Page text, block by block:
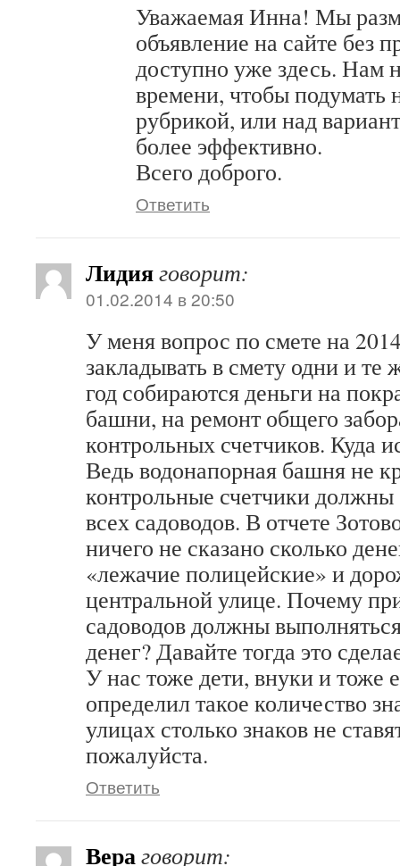
Уважаемая Инна! Мы
объявление на сайте без
доступно уже здесь. Нам
времени, чтобы подумать
рубрикой, или над
более эффективно.
Всего доброго.
Ответить
Лидияговорит:
01.02.2014 в 20:50
У меня вопрос по смете на
закладывать в смету одни и
год собираются деньги на
башни, на ремонт общего
контрольных счетчиков. Куда
Ведь водонапорная башня не
контрольные счетчики должны
всех садоводов. В отчете
ничего не сказано сколько
«лежачие полицейские» и
центральной улице. Почему
садоводов должны
денег? Давайте тогда это
У нас тоже дети, внуки и тоже
определил такое количество
улицах столько знаков не
пожалуйста.
Ответить
Вераговорит: